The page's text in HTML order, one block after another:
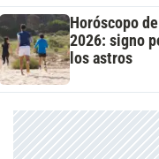
Horóscopo
2026: signo
los astros